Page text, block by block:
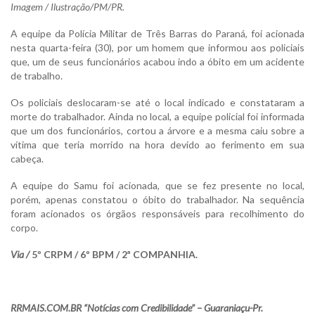
Imagem / Ilustração/PM/PR.
A equipe da Polícia Militar de Três Barras do Paraná, foi acionada
nesta quarta-feira (30), por um homem que informou aos policiais
que, um de seus funcionários acabou indo a óbito em um acidente
de trabalho.
Os policiais deslocaram-se até o local indicado e constataram a
morte do trabalhador. Ainda no local, a equipe policial foi informada
que um dos funcionários, cortou a árvore e a mesma caiu sobre a
vítima que teria morrido na hora devido ao ferimento em sua
cabeça.
A equipe do Samu foi acionada, que se fez presente no local,
porém, apenas constatou o óbito do trabalhador. Na sequência
foram acionados os órgãos responsáveis para recolhimento do
corpo.
Via /5º CRPM / 6º BPM / 2ª COMPANHIA.
RRMAIS.COM.BR “Notícias com Credibilidade” – Guaraniaçu-Pr.